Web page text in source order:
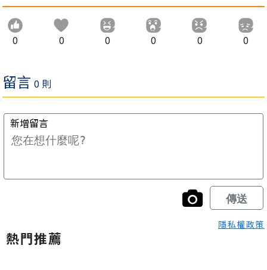
0 0 0 0 0 0
隱私權政策
熱門推薦